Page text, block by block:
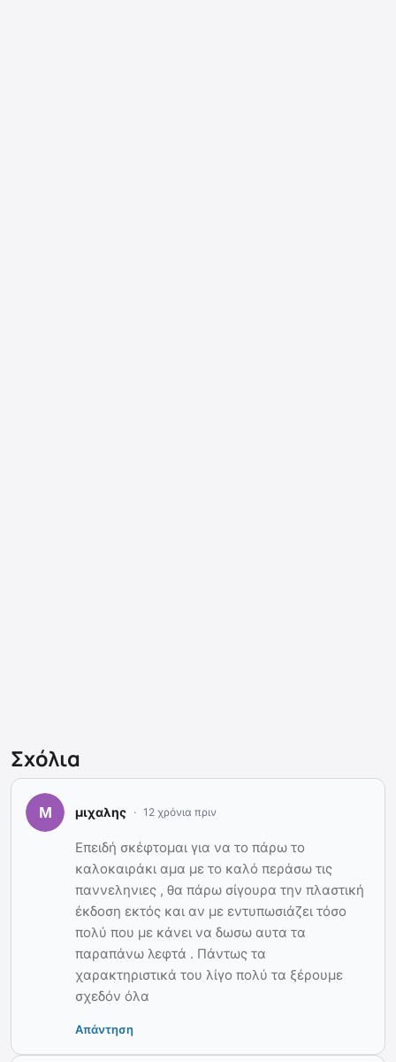
Σχόλια
μιχαλης 12 χρόνια πριν
Επειδή σκέφτομαι για να το πάρω το
καλοκαιράκι αμα με το καλό περάσω τις
παννεληνιες , θα πάρω σίγουρα την πλαστική
έκδοση εκτός και αν με εντυπωσιάζει τόσο
πολύ που με κάνει να δωσω αυτα τα
παραπάνω λεφτά . Πάντως τα
χαρακτηριστικά του λίγο πολύ τα ξέρουμε
σχεδόν όλα
Απάντηση